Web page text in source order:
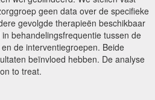
geen data over de specifieke
gevolgde therapieën beschikbaar
behandelingsfrequentie tussen de
de interventiegroepen. Beide
beïnvloed hebben. De analyse
to treat.